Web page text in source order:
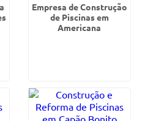
Empresa de Construção
de Piscinas em
Americana